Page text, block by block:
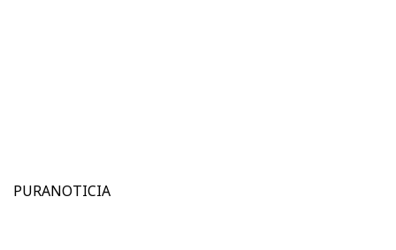
PURANOTICIA